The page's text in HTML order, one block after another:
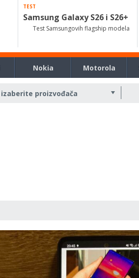
TEST
Samsung Galaxy S26 i S26+
Test Samsungovih flagship modela
Nokia Motorola